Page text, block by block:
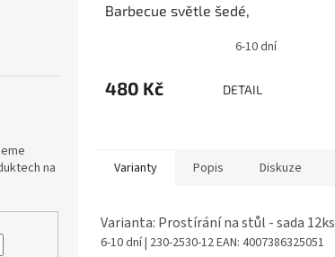
na
Barbecue světle šedé,
6-10 dní
480 Kč DETAIL
Varianty Popis Diskuze
Varianta: Prostírání na stůl - sada 12ks
6-10 dní| 230-2530-12EAN: 4007386325051